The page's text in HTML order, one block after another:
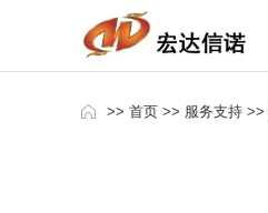
>> 首页 >> 服务支持 >>